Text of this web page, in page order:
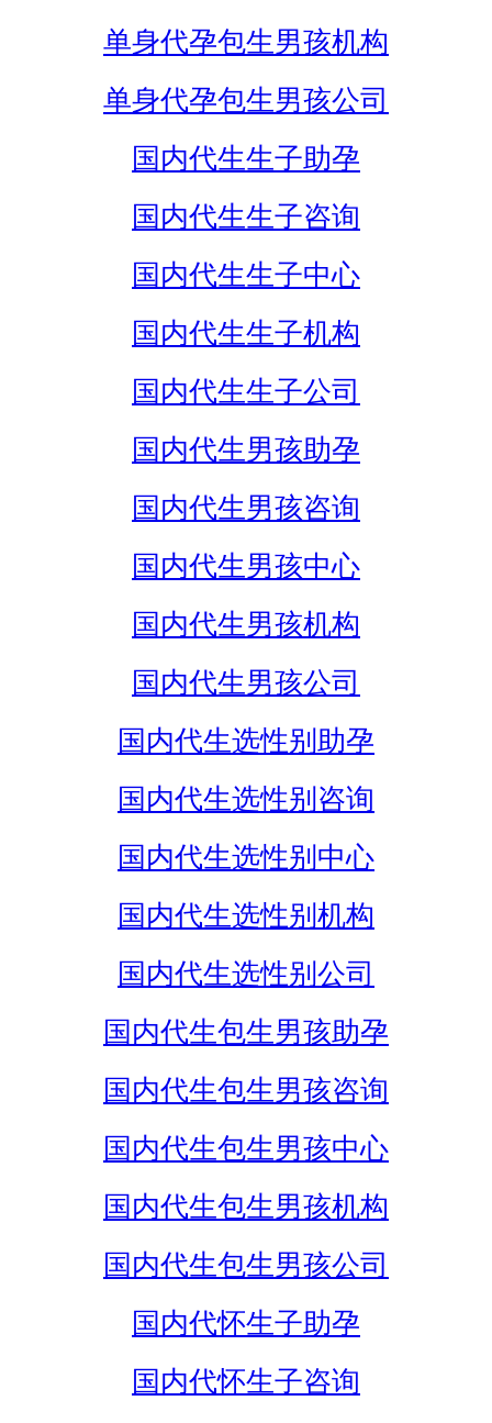
单身代孕包生男孩机构
单身代孕包生男孩公司
国内代生生子助孕
国内代生生子咨询
国内代生生子中心
国内代生生子机构
国内代生生子公司
国内代生男孩助孕
国内代生男孩咨询
国内代生男孩中心
国内代生男孩机构
国内代生男孩公司
国内代生选性别助孕
国内代生选性别咨询
国内代生选性别中心
国内代生选性别机构
国内代生选性别公司
国内代生包生男孩助孕
国内代生包生男孩咨询
国内代生包生男孩中心
国内代生包生男孩机构
国内代生包生男孩公司
国内代怀生子助孕
国内代怀生子咨询